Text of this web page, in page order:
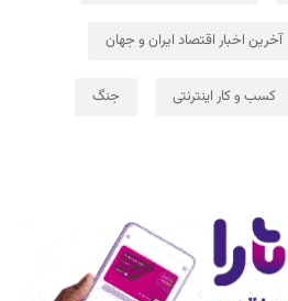
آخرین اخبار اقتصاد ایران و جهان
کسب و کار اینترنتی جنگ